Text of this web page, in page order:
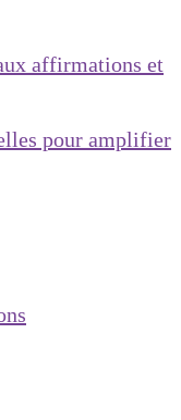
affirmations et
pour amplifier